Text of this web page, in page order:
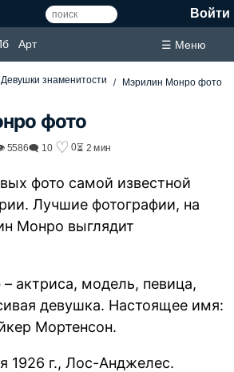
Войти
Арт ☰ Меню
Девушки знаменитости Мэрилин Монро фото
фото
5586🗨 10 ♡ 0⏳ 2 мин
фото самой известной
Лучшие фотографии, на
Монро выглядит
– актриса, модель, певица,
девушка. Настоящее имя:
Мортенсон.
1926 г., Лос-Анджелес.